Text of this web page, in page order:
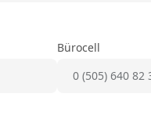
Bürocell
0 (505) 640 82